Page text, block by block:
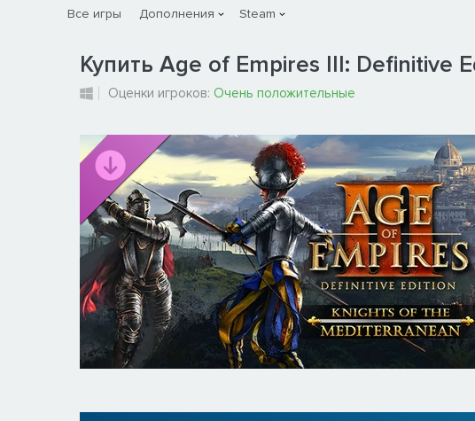
Все игры Дополнения Steam
Купить Age of Empires III: Definitive
Оценки игроков: Очень положительные